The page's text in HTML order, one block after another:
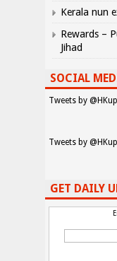
Kerala nun
Rewards –
Jihad
SOCIAL
Tweets by
Tweets by
GET DAILY